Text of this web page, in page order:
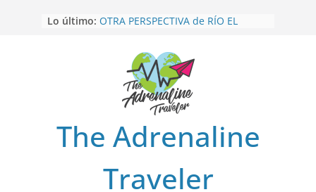
Lo último: OTRA PERSPECTIVA de RÍO EL
desde yo soy
Aprovechando que Wen tenía que
EL SENDERO DEL CACAO: Excelente
opción
HOSPEDAJE AL NATURALSHH !!
En
The Adrenaline
Traveler